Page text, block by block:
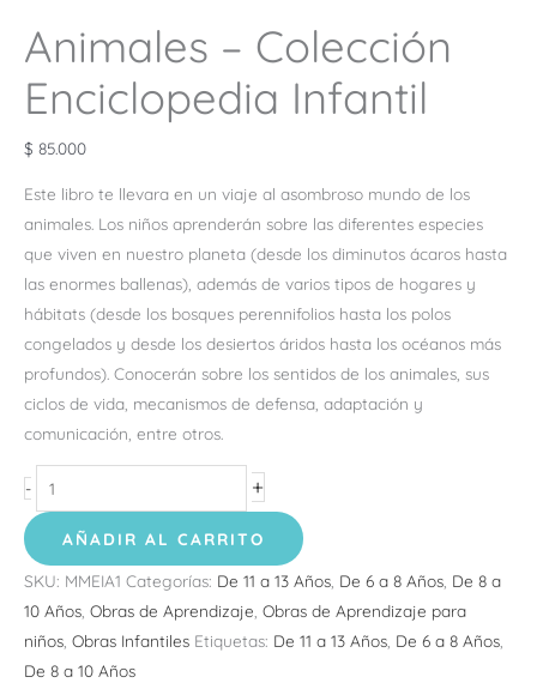
Animales – Colección
Enciclopedia Infantil
$ 85.000
Este libro te llevara en un viaje al asombroso mundo de los
animales. Los niños aprenderán sobre las diferentes especies
que viven en nuestro planeta (desde los diminutos ácaros hasta
las enormes ballenas), además de varios tipos de hogares y
hábitats (desde los bosques perennifolios hasta los polos
congelados y desde los desiertos áridos hasta los océanos más
profundos). Conocerán sobre los sentidos de los animales, sus
ciclos de vida, mecanismos de defensa, adaptación y
comunicación, entre otros.
- +
AÑADIR AL CARRITO
SKU: MMEIA1 Categorías: De 11 a 13 Años, De 6 a 8 Años, De 8 a
10 Años, Obras de Aprendizaje, Obras de Aprendizaje para
niños, Obras Infantiles Etiquetas: De 11 a 13 Años, De 6 a 8 Años,
De 8 a 10 Años